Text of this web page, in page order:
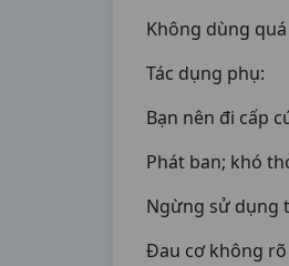
Không dùng
Tác dụng phụ:
Bạn nên đi cấp
Phát ban; khó
Ngừng sử dụng
Đau cơ không rõ